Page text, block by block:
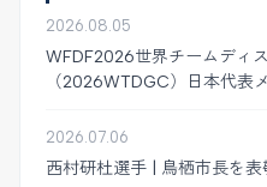
2026.08.05
WFDF2026世界チームディ
（2026WTDGC）日本代表
2026.07.06
西村研杜選手 | 鳥栖市長を表